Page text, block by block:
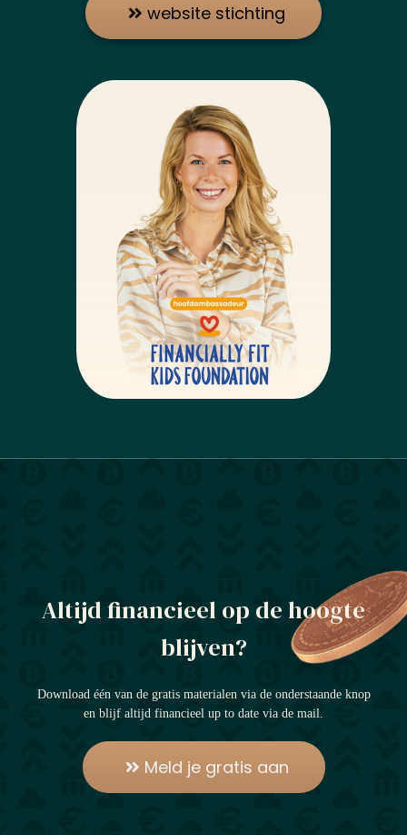
website stichting
Altijd financieel op de hoogte
blijven?
Download één van de gratis materialen via de onderstaande knop
en blijf altijd financieel up to date via de mail.
Meld je gratis aan